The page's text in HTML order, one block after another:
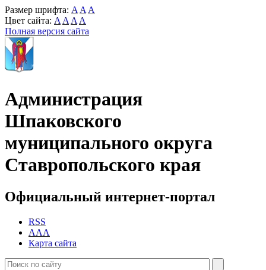
Размер шрифта: A A A
Цвет сайта: A A A A
Полная версия сайта
Администрация
Шпаковского
муниципального округа
Ставропольского края
Официальный интернет-портал
RSS
AAA
Карта сайта